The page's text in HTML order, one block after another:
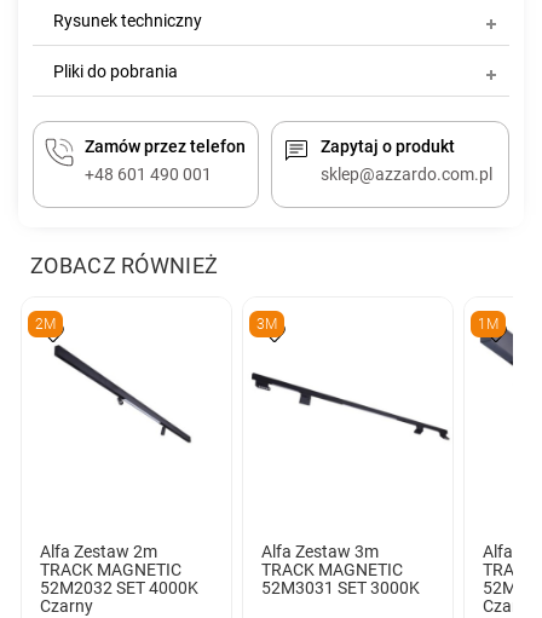
Rysunek techniczny
Pliki do pobrania
Zamów przez telefon
+48 601 490 001
Zapytaj o produkt
sklep@azzardo.com.pl
ZOBACZ RÓWNIEŻ
2M
Alfa Zestaw 2m
TRACK MAGNETIC
52M2032 SET 4000K
Czarny
3M
Alfa Zestaw 3m
TRACK MAGNETIC
52M3031 SET 3000K
1M
Alfa
TRACK
Czarny